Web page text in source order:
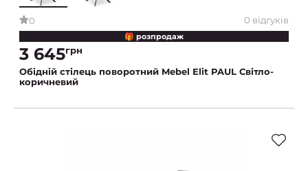
0 0 відгуків
🎁 розпродаж
3 645грн
Обідній стілець поворотний Mebel Elit PAUL Світло-
коричневий